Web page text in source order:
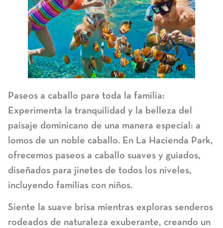
Paseos a caballo para toda la familia:
Experimenta la tranquilidad y la belleza del
paisaje dominicano de una manera especial: a
lomos de un noble caballo. En La Hacienda Park,
ofrecemos paseos a caballo suaves y guiados,
diseñados para jinetes de todos los niveles,
incluyendo familias con niños.
Siente la suave brisa mientras exploras senderos
rodeados de naturaleza exuberante, creando un